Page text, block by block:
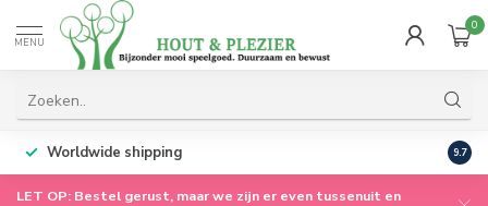
MENU
0
Worldwide shipping 9.7
LET OP: Bestel gerust, maar we zijn er even tussenuit en